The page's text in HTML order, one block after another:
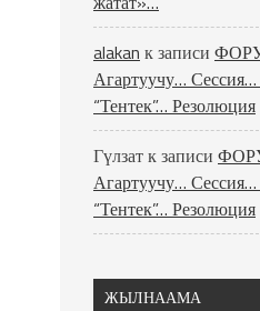
alakan к записи
Агартуучу…
“Тентек”… Резолюция
Гүлзатк записи
Агартуучу…
“Тентек”… Резолюция
ЖЫЛНААМА